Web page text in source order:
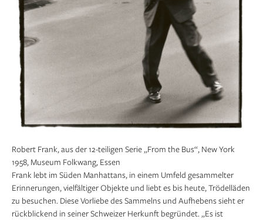
Robert Frank, aus der 12-teiligen Serie „From the Bus“, New York
1958, Museum Folkwang, Essen
Frank lebt im Süden Manhattans, in einem Umfeld gesammelter
Erinnerungen, vielfältiger Objekte und liebt es bis heute, Trödelläden
zu besuchen. Diese Vorliebe des Sammelns und Aufhebens sieht er
rückblickend in seiner Schweizer Herkunft begründet. „Es ist